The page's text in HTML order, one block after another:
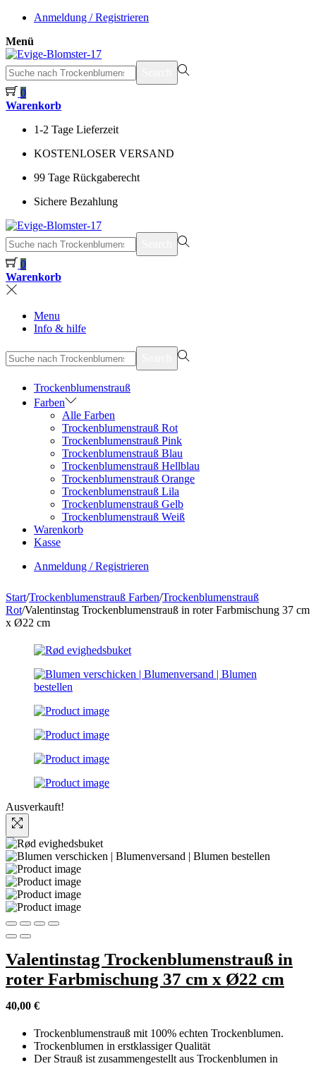
Anmeldung / Registrieren
Menü
suchen
nach>
0
Warenkorb
1-2 Tage Lieferzeit
KOSTENLOSER VERSAND
99 Tage Rückgaberecht
Sichere Bezahlung
suchen
nach>
0
Warenkorb
Menu
Info & hilfe
suchen
nach>
Trockenblumenstrauß
Farben
Alle Farben
Trockenblumenstrauß Rot
Trockenblumenstrauß Pink
Trockenblumenstrauß Blau
Trockenblumenstrauß Hellblau
Trockenblumenstrauß Orange
Trockenblumenstrauß Lila
Trockenblumenstrauß Gelb
Trockenblumenstrauß Weiß
Warenkorb
Kasse
Anmeldung / Registrieren
Start/Trockenblumenstrauß Farben/Trockenblumenstrauß
Rot/Valentinstag Trockenblumenstrauß in roter Farbmischung 37 cm
x Ø22 cm
Ausverkauft!
Valentinstag Trockenblumenstrauß in
roter Farbmischung 37 cm x Ø22 cm
40,00 €
Trockenblumenstrauß mit 100% echten Trockenblumen.
Trockenblumen in erstklassiger Qualität
Der Strauß ist zusammengestellt aus Trockenblumen in